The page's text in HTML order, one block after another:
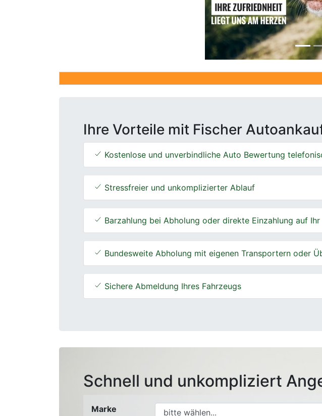
Ihre Vorteile mit Fischer
Kostenlose und unverbindliche Auto Bewertung
Stressfreier und unkomplizierter Ablauf
Barzahlung bei Abholung oder direkte Einzahlung auf
Bundesweite Abholung mit eigenen Transportern oder
Sichere Abmeldung Ihres Fahrzeugs
Schnell und unkompliziert
Marke